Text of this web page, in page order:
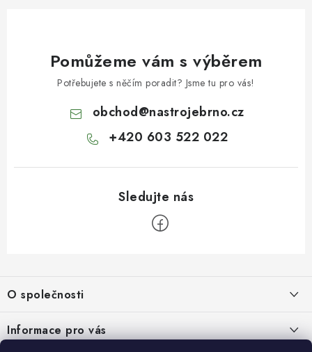
Pomůžeme vám s výběrem
Potřebujete s něčím poradit? Jsme tu pro vás!
obchod@nastrojebrno.cz
+420 603 522 022
p
a
t
O společnosti
O nás
Informace pro vás